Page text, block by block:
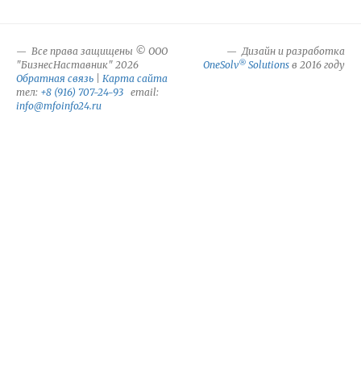
Все права защищены © ООО
"БизнесНаставник" 2026
Обратная связь
Карта сайта
тел: +8 (916) 707-24-93 email:
info@mfoinfo24.ru
Дизайн и разработка
OneSolv® Solutions в 2016 году